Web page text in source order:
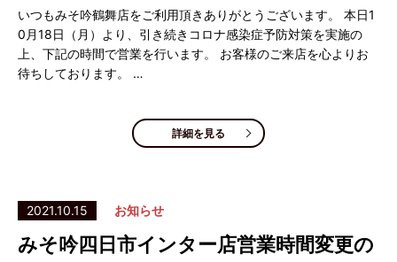
いつもみそ吟鶴舞店をご利用頂きありがとうございます。 本日1
0月18日（月）より、引き続きコロナ感染症予防対策を実施の
上、下記の時間で営業を行います。 お客様のご来店を心よりお
待ちしております。 …
詳細を見る
2021.10.15 お知らせ
みそ吟四日市インター店営業時間変更の